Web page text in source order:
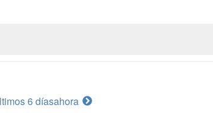
6 díasahora